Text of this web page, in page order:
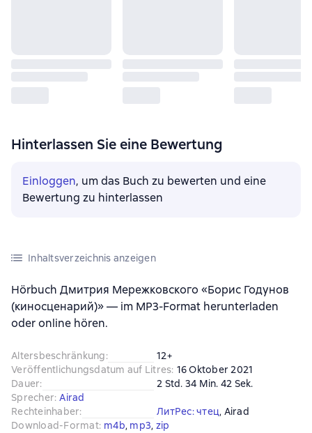
Hinterlassen Sie eine Bewertung
Einloggen, um das Buch zu bewerten und eine
Bewertung zu hinterlassen
Inhaltsverzeichnis anzeigen
Hörbuch Дмитрия Мережковского «Борис Годунов
(киносценарий)» — im MP3-Format herunterladen
oder online hören.
Altersbeschränkung:
12+
Veröffentlichungsdatum auf Litres: 16 Oktober 2021
Dauer:
2 Std. 34 Min. 42 Sek.
Sprecher: Airad
Rechteinhaber: ЛитРес: чтец, Airad
Download-Format: m4b, mp3, zip